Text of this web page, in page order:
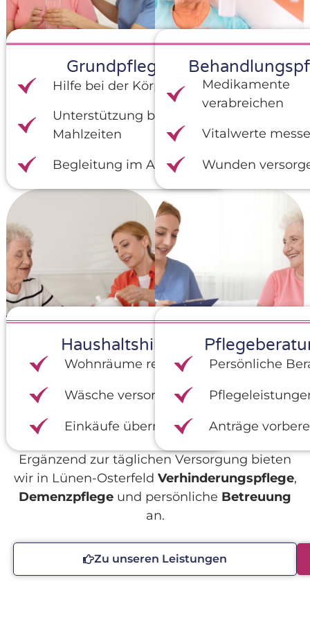
Grundpflege
Hilfe bei der Körperpflege
Unterstützung bei
Mahlzeiten
Begleitung im Alltag
Medikamente
verabreichen
Vitalwerte
Wunden
Haushaltshilfe
Wohnräume reinigen
Wäsche versorgen
Einkäufe übernehmen
Persönliche
Anträge
Ergänzend zur täglichen Versorgung bieten
wir in Lünen-Osterfeld Verhinderungspflege,
Demenzpflege und persönliche Betreuung
an.
Zu unseren Leistungen